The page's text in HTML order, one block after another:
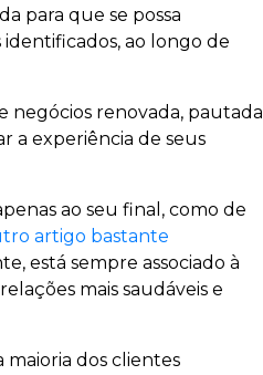
para que se possa
ao longo de
negócios renovada, pautada
a experiência de seus
ao seu final, como de
artigo bastante
está sempre associado à
mais saudáveis e
maioria dos clientes